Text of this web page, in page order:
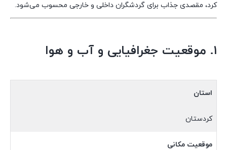
کرد، مقصدی جذاب برای گردشگران داخلی و خارجی محسوب می‌شود.
۱. موقعیت جغرافیایی و آب و هوا
استان
کردستان
موقعیت مکانی